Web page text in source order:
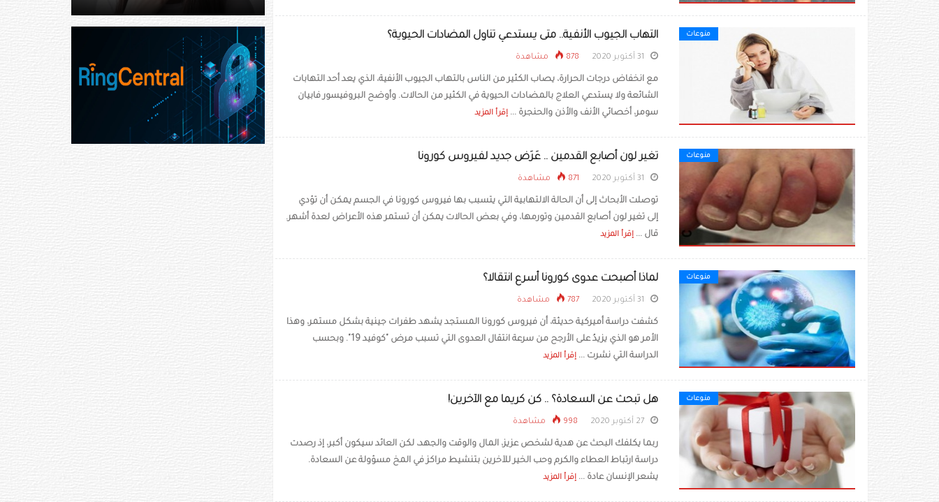
منوعات التهاب الجيوب الأنفية.. متى يستدعي تناول المضادات الحيوية؟
878 مشاهدة
مع انخفاض درجات الحرارة، يصاب الكثير من الناس بالتهاب الجيوب الأنفية، الذي يعد أحد التهابات
الشائعة ولا يستدعي العلاج بالمضادات الحيوية في الكثير من الحالات. وأوضح البروفيسور فابيان
سومر، أخصائي الأنف والأذن والحنجرة ... إقرأ المزيد
منوعات تغير لون أصابع القدمين .. عَرَض جديد لفيروس كورونا
871 مشاهدة
توصلت الأبحاث إلى أن الحالة الالتهابية التي يتسبب بها فيروس كورونا في الجسم يمكن أن تؤدي
إلى تغير لون أصابع القدمين وتورمها، وفي بعض الحالات يمكن أن تستمر هذه الأعراض لعدة أشهر.
قال ... إقرأ المزيد
منوعات لماذا أصبحت عدوى كورونا أسرع انتقالا؟
787 مشاهدة
كشفت دراسة أميركية حديثة، أن فيروس كورونا المستجد يشهد طفرات جينية بشكل مستمر، وهذا
الأمر هو الذي يزيدُ على الأرجح من سرعة انتقال العدوى التي تسبب مرض "كوفيد 19". وبحسب
الدراسة التي نشرت ... إقرأ المزيد
منوعات هل تبحث عن السعادة؟ .. كن كريما مع الآخرين!
998 مشاهدة
ربما يكلفك البحث عن هدية لشخص عزيز، المال والوقت والجهد، لكن العائد سيكون أكبر، إذ رصدت
دراسة ارتباط العطاء والكرم وحب الخير للآخرين بتنشيط مراكز في المخ مسؤولة عن السعادة.
يشعر الإنسان عادة ... إقرأ المزيد